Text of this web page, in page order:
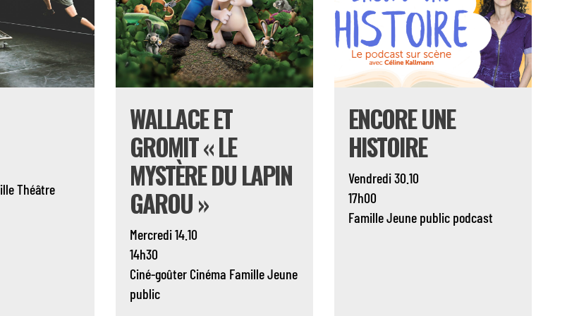
Théâtre
WALLACE ET
GROMIT « LE
MYSTÈRE DU LAPIN
GAROU »
Mercredi 14.10
14h30
Ciné-goûter Cinéma FamilleJeune
public
ENCORE UNE
HISTOIRE
Vendredi 30.10
17h00
FamilleJeune public podcast